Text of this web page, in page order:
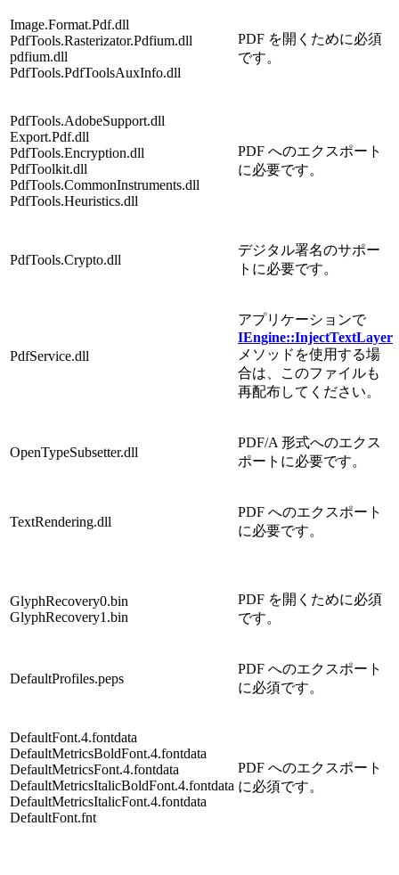
Image.Format.Pdf.dll
PdfTools.Rasterizator.Pdfium.dll
pdfium.dll
PdfTools.PdfToolsAuxInfo.dll
PDF を開くために必須
です。
PdfTools.AdobeSupport.dll
Export.Pdf.dll
PdfTools.Encryption.dll
PdfToolkit.dll
PdfTools.CommonInstruments.dll
PdfTools.Heuristics.dll
PDF へのエクスポート
に必要です。
PdfTools.Crypto.dll
デジタル署名のサポー
トに必要です。
PdfService.dll
アプリケーションで
IEngine::InjectTextLayer
メソッドを使用する場
合は、このファイルも
再配布してください。
OpenTypeSubsetter.dll
PDF/A 形式へのエクス
ポートに必要です。
TextRendering.dll
PDF へのエクスポート
に必要です。
GlyphRecovery0.bin
GlyphRecovery1.bin
PDF を開くために必須
です。
DefaultProfiles.peps
PDF へのエクスポート
に必須です。
DefaultFont.4.fontdata
DefaultMetricsBoldFont.4.fontdata
DefaultMetricsFont.4.fontdata
DefaultMetricsItalicBoldFont.4.fontdata
DefaultMetricsItalicFont.4.fontdata
DefaultFont.fnt
PDF へのエクスポート
に必須です。